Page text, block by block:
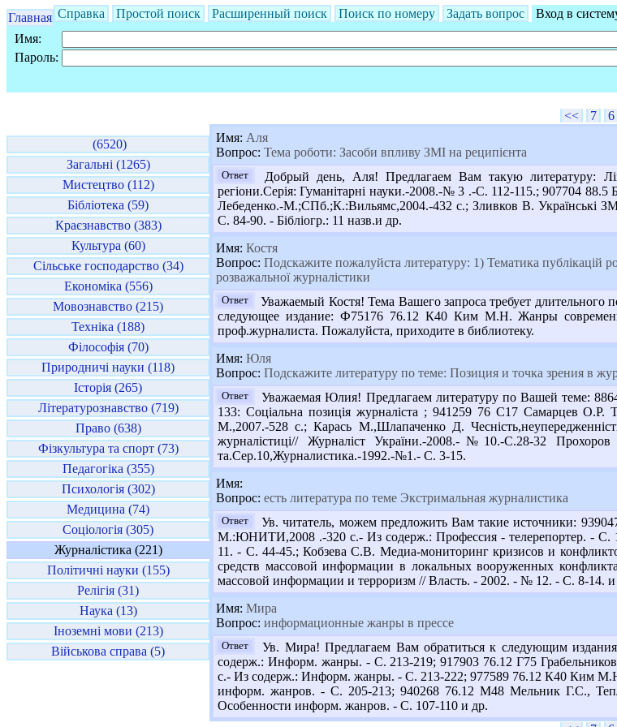
Главная Справка Простой поиск Расширенный поиск Поиск по номеру Задать вопрос
Вход в
Имя:
Пароль:
(6520)
Загальні (1265)
Мистецтво (112)
Бібліотека (59)
Краєзнавство (383)
Культура (60)
Сільське господарство (34)
Економіка (556)
Мовознавство (215)
Техніка (188)
Філософія (70)
Природничі науки (118)
Історія (265)
Літературознавство (719)
Право (638)
Фізкультура та спорт (73)
Педагогіка (355)
Психологія (302)
Медицина (74)
Соціологія (305)
Журналістика (221)
Політичні науки (155)
Релігія (31)
Наука (13)
Іноземні мови (213)
Військова справа (5)
<< 7 6
Имя: Аля
Вопрос: Тема роботи: Засоби впливу ЗМІ на реципієнта
Ответ
Добрый день, Аля! Предлагаем Вам такую литературу:
регіони.Серія: Гуманітарні науки.-2008.-№ 3 .-С. 112-115.; 907704
Лебеденко.-М.;СПб.;К.:Вильямс,2004.-432 с.; Зливков В. Українські
С. 84-90. - Бібліогр.: 11 назв.и др.
Имя: Костя
Вопрос: Подскажите пожалуйста литературу: 1) Тематика публікацій
розважальної журналістики
Ответ
Уважаемый Костя! Тема Вашего запроса требует длительного
следующее издание: Ф75176 76.12 К40 Ким М.Н. Жанры
проф.журналиста. Пожалуйста, приходите в библиотеку.
Имя: Юля
Вопрос: Подскажите литературу по теме: Позиция и точка зрения в
Ответ
Уважаемая Юлия! Предлагаем литературу по Вашей теме:
133: Соціальна позиція журналіста ; 941259 76 С17 Самарцев О.Р.
М.,2007.-528 с.; Карась М.,Шлапаченко Д.
журналістиці// Журналіст України.-2008.-№10.-С.28-32
та.Сер.10,Журналистика.-1992.-№1.- С. 3-15.
Имя:
Вопрос: есть литература по теме Экстримальная журналистика
Ответ
Ув. читатель, можем предложить Вам такие источники:
М.:ЮНИТИ,2008 .-320 с.- Из содерж.: Профессия - телерепортер. - С.
11. - С. 44-45.; Кобзева С.В. Медиа-мониторинг кризисов и
средств массовой информации в локальных вооруженных
массовой информации и терроризм // Власть. - 2002. - № 12. - С. 8-14. и
Имя: Мира
Вопрос: информационные жанры в прессе
Ответ
Ув. Мира! Предлагаем Вам обратиться к следующим
содерж.: Информ. жанры. - С. 213-219; 917903 76.12 Г75
с.- Из содерж.: Информ. жанры. - С. 213-222; 977589 76.12 К40 Ким
информ. жанров. - С. 205-213; 940268 76.12 М48 Мельник Г.С.,
Особенности информ. жанров. - С. 107-110 и др.